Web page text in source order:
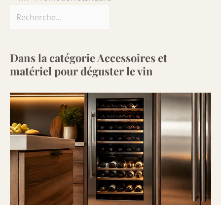
Dans la catégorie Accessoires et
matériel pour déguster le vin